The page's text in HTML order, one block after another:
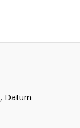
, Datum